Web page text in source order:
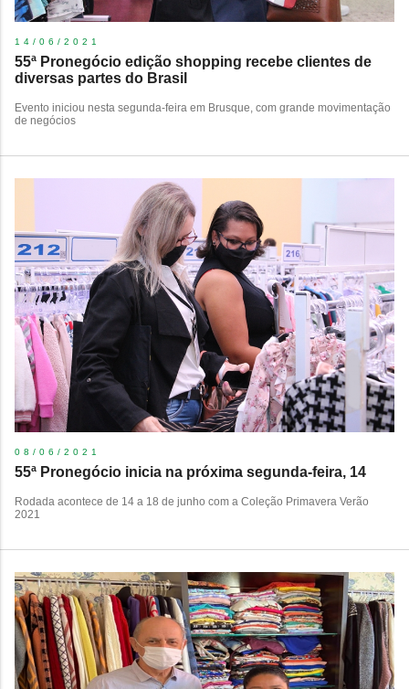
14/06/2021
55ª Pronegócio edição shopping recebe clientes de
diversas partes do Brasil
​Evento iniciou nesta segunda-feira em Brusque, com grande movimentação
de negócios
08/06/2021
55ª Pronegócio inicia na próxima segunda-feira, 14
Rodada acontece de 14 a 18 de junho com a Coleção Primavera Verão
2021